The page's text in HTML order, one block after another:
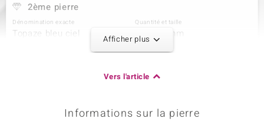
2ème pierre
Dénomination exacte
Topaze bleu ciel
Quantité et taille
3 à 7x5 mm
Origine
Afficher plus
Vers l'article
Informations sur la pierre